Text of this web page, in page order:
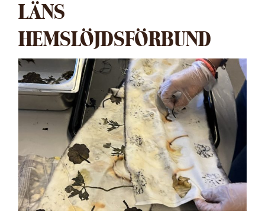
LÄNS
HEMSLÖJDSFÖRBUND